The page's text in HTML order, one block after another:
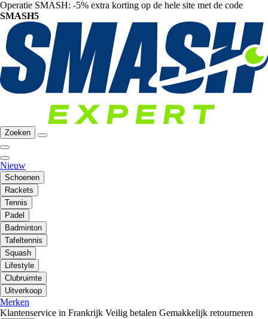
Operatie SMASH: -5% extra korting op de hele site met de code
SMASH5
Zoeken
Nieuw
Schoenen
Rackets
Tennis
Padel
Badminton
Tafeltennis
Squash
Lifestyle
Clubruimte
Uitverkoop
Merken
Klantenservice in Frankrijk Veilig betalen Gemakkelijk retourneren